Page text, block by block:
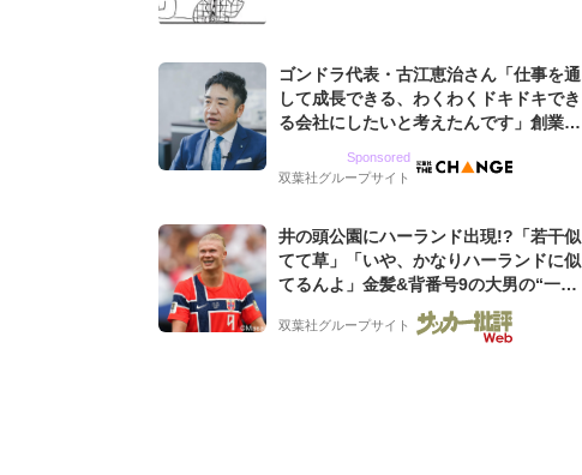
ゴンドラ代表・古江恵治さん「仕事を通
して成長できる、わくわくドキドキでき
る会社にしたいと考えたんです」創業来
グ会社のアイデンティティ
Sponsored
双葉社グループサイト
井の頭公園にハーランド出現!?「若干似
てて草」「いや、かなりハーランドに似
てるんよ」金髪&背番号9の大男の“一人
バイキング・ロー”映像が話題!「元気を
もらった」
双葉社グループサイト